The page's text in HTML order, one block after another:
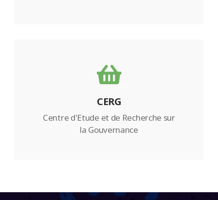
CERG
Centre d'Etude et de Recherche sur
la Gouvernance